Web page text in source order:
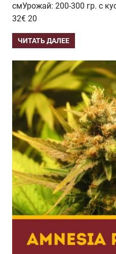
смУрожай: 200-300 гр. с
32€ 20
ЧИТАТЬ ДАЛЕЕ